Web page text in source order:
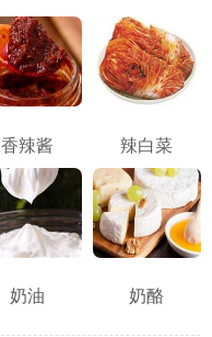
香辣酱 辣白菜
奶油 奶酪